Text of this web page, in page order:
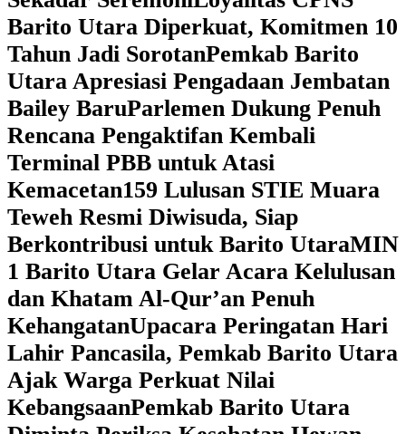
Barito Utara Diperkuat, Komitmen 10
Tahun Jadi SorotanPemkab Barito
Utara Apresiasi Pengadaan Jembatan
Bailey BaruParlemen Dukung Penuh
Rencana Pengaktifan Kembali
Terminal PBB untuk Atasi
Kemacetan159 Lulusan STIE Muara
Teweh Resmi Diwisuda, Siap
Berkontribusi untuk Barito UtaraMIN
1 Barito Utara Gelar Acara Kelulusan
dan Khatam Al-Qur’an Penuh
KehangatanUpacara Peringatan Hari
Lahir Pancasila, Pemkab Barito Utara
Ajak Warga Perkuat Nilai
KebangsaanPemkab Barito Utara